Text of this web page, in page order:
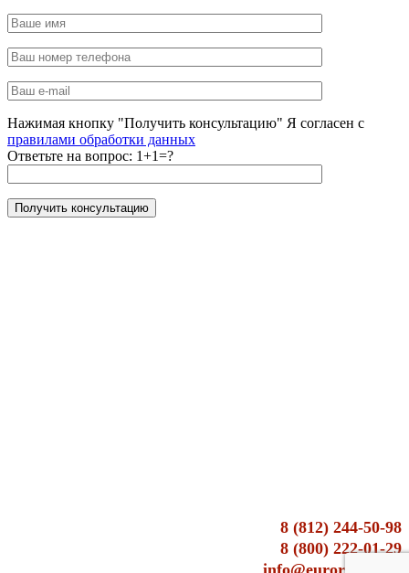
Нажимая кнопку "Получить консультацию" Я согласен с
правилами обработки данных
Ответьте на вопрос: 1+1=?
8 (812) 244-50-98
8 (800) 222-01-29